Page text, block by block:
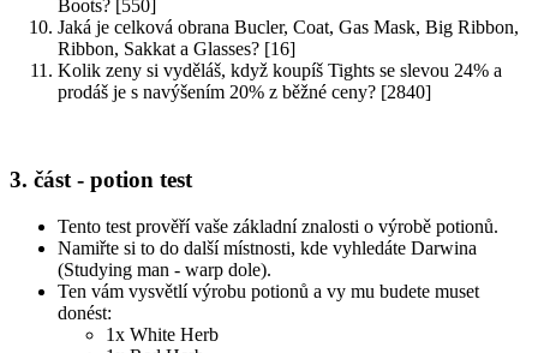
Boots? [550]
Jaká je celková obrana Bucler, Coat, Gas Mask, Big Ribbon,
Ribbon, Sakkat a Glasses? [16]
Kolik zeny si vyděláš, když koupíš Tights se slevou 24% a
prodáš je s navýšením 20% z běžné ceny? [2840]
3. část - potion test
Tento test prověří vaše základní znalosti o výrobě potionů.
Namiřte si to do další místnosti, kde vyhledáte Darwina
(Studying man - warp dole).
Ten vám vysvětlí výrobu potionů a vy mu budete muset
donést:
1x White Herb